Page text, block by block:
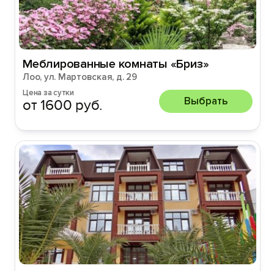
Меблированные комнаты «Бриз»
Лоо, ул. Мартовская, д. 29
Цена за сутки
от 1600 руб. Выбрать